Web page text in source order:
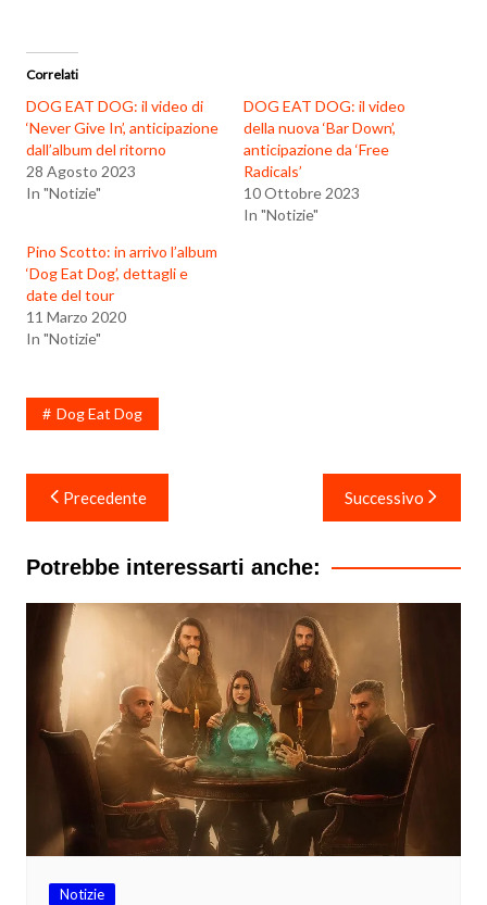
Correlati
DOG EAT DOG: il video di
‘Never Give In’, anticipazione
dall’album del ritorno
28 Agosto 2023
In "Notizie"
DOG EAT DOG: il video
della nuova ‘Bar Down’,
anticipazione da ‘Free
Radicals’
10 Ottobre 2023
In "Notizie"
Pino Scotto: in arrivo l’album
‘Dog Eat Dog’, dettagli e
date del tour
11 Marzo 2020
In "Notizie"
Dog Eat Dog
Navigazione
articoli
Precedente Successivo
Potrebbe interessarti anche:
Notizie